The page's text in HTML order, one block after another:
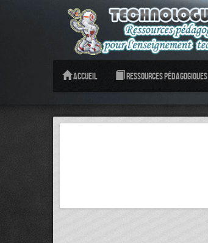
Accueil Ressources pédagogiques